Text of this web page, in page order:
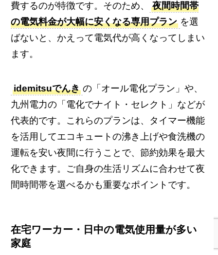
費するのが特徴です。そのため、
夜間時間帯
の電気料金が大幅に安くなる専用プラン を選
ばないと、かえって電気代が高くなってしまい
ます。
idemitsuでんき の「オール電化プラン」や、
九州電力の「電化でナイト・セレクト」などが
代表的です。これらのプランは、タイマー機能
を活用してエコキュートの沸き上げや食洗機の
運転を安い夜間に行うことで、節約効果を最大
化できます。ご自身の生活リズムに合わせて夜
間時間帯を選べるかも重要なポイントです。
在宅ワーカー・日中の電気使用量が多い
家庭